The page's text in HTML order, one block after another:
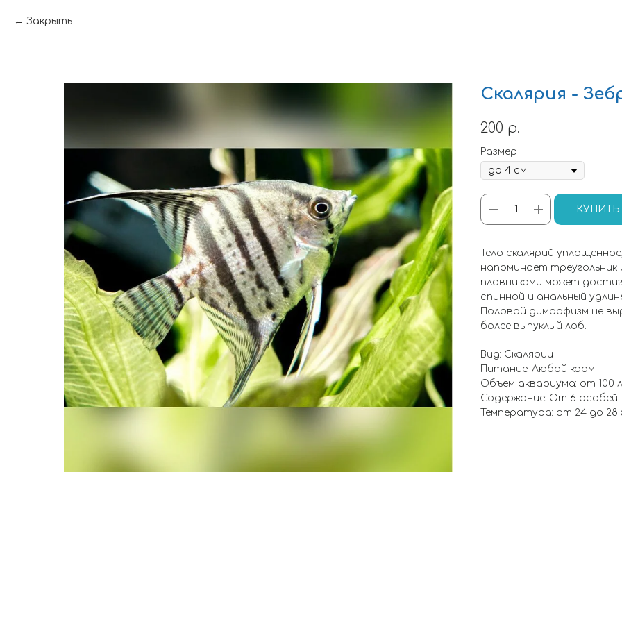
Закрыть
Скалярия -
200 р.
Размер
КУПИТЬ
Тело скалярий
напоминает треугольник
плавниками может
спинной и анальный
Половой диморфизм не
более выпуклый лоб.
Вид: Скалярии
Питание: Любой корм
Объем аквариума: от 100 л
Содержание: От 6 особей
Температура: от 24 до 28